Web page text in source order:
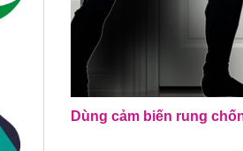
Dùng cảm biến rung